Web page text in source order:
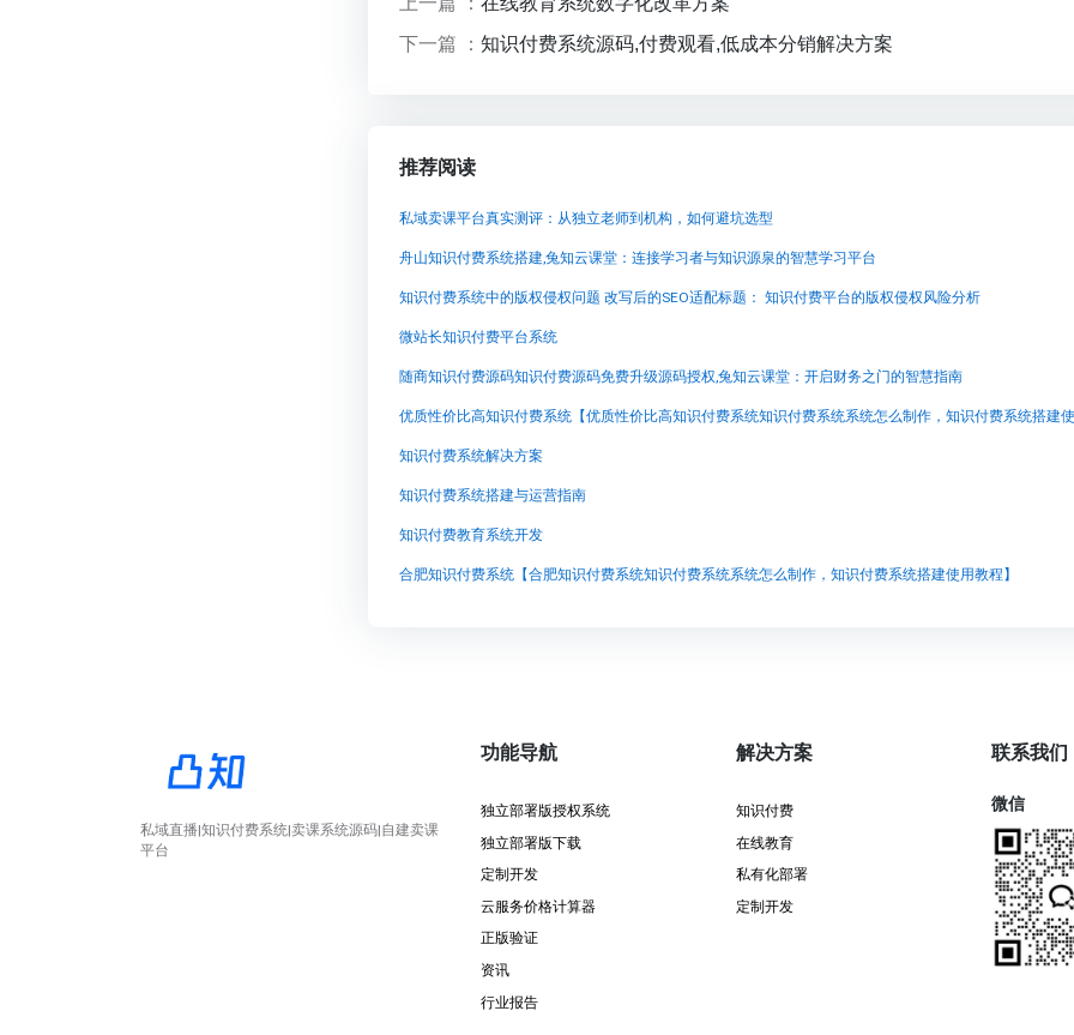
下一篇 ： 知识付费系统源码,付费观看,低成本分销解决方案
推荐阅读
私域卖课平台真实测评：从独立老师到机构，如何避坑选型
舟山知识付费系统搭建,兔知云课堂：连接学习者与知识源泉的智慧学习平台
知识付费系统中的版权侵权问题 改写后的SEO适配标题： 知识付费平台的版权侵权风险分析
微站长知识付费平台系统
随商知识付费源码知识付费源码免费升级源码授权,兔知云课堂：开启财务之门的智慧指南
知识付费系统解决方案
知识付费系统搭建与运营指南
知识付费教育系统开发
合肥知识付费系统【合肥知识付费系统知识付费系统系统怎么制作，知识付费系统搭建使用教程】
私域直播|知识付费系统|卖课系统源码|自建卖课
平台
功能导航
独立部署版授权系统
独立部署版下载
定制开发
云服务价格计算器
正版验证
资讯
行业报告
解决方案
知识付费
在线教育
私有化部署
定制开发
联系我们
微信